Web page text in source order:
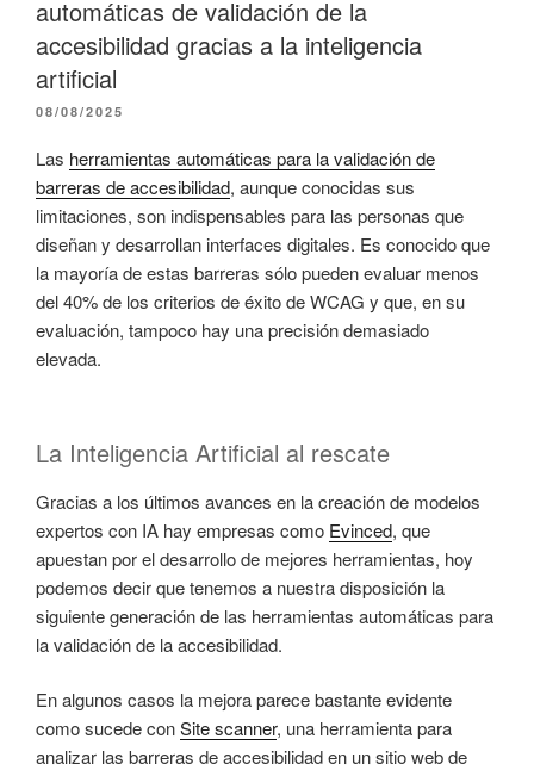
automáticas de validación de la
accesibilidad gracias a la inteligencia
artificial
PUBLICADO
08/08/2025
Las herramientas automáticas para la validación de
barreras de accesibilidad, aunque conocidas sus
limitaciones, son indispensables para las personas que
diseñan y desarrollan interfaces digitales. Es conocido que
la mayoría de estas barreras sólo pueden evaluar menos
del 40% de los criterios de éxito de WCAG y que, en su
evaluación, tampoco hay una precisión demasiado
elevada.
La Inteligencia Artificial al rescate
Gracias a los últimos avances en la creación de modelos
expertos con IA hay empresas como Evinced, que
apuestan por el desarrollo de mejores herramientas, hoy
podemos decir que tenemos a nuestra disposición la
siguiente generación de las herramientas automáticas para
la validación de la accesibilidad.
En algunos casos la mejora parece bastante evidente
como sucede conSite scanner, una herramienta para
analizar las barreras de accesibilidad en un sitio web de